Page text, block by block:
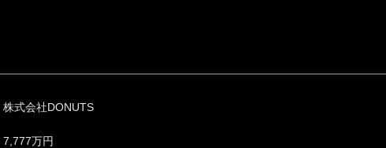
株式会社DONUTS
7,777万円